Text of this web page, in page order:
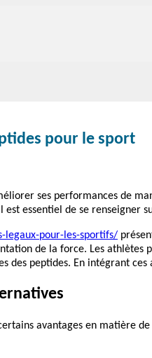
pour le sport
ses performances de
essentiel de se
legaux-pour-les-sportifs/
de la force. Les
des peptides. En intégrant
avantages en